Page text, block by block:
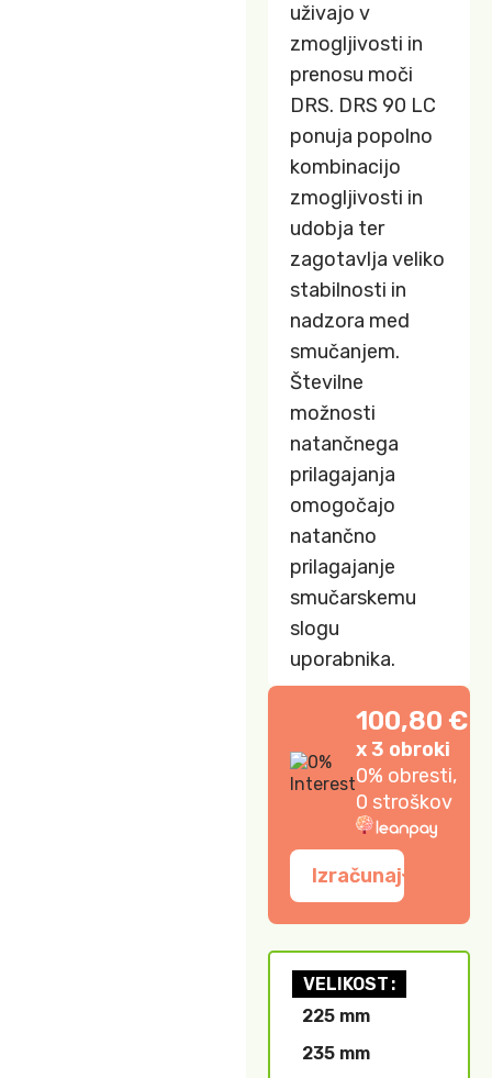
uživajo v
zmogljivosti in
prenosu moči
DRS. DRS 90 LC
ponuja popolno
kombinacijo
zmogljivosti in
udobja ter
zagotavlja veliko
stabilnosti in
nadzora med
smučanjem.
Številne
možnosti
natančnega
prilagajanja
omogočajo
natančno
prilagajanje
smučarskemu
slogu
uporabnika.
100,80 €
x 3 obroki
0% obresti,
0 stroškov
Izračunaj
VELIKOST
225 mm
235 mm